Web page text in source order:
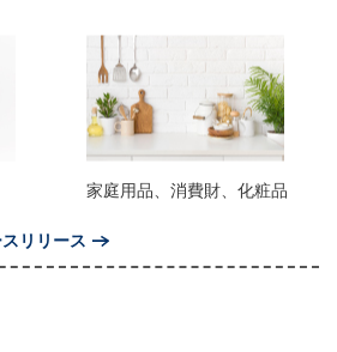
家庭用品、消費財、化粧品
リリース